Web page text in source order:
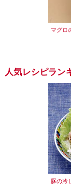
マグロ
人気レシピラン
豚の冷